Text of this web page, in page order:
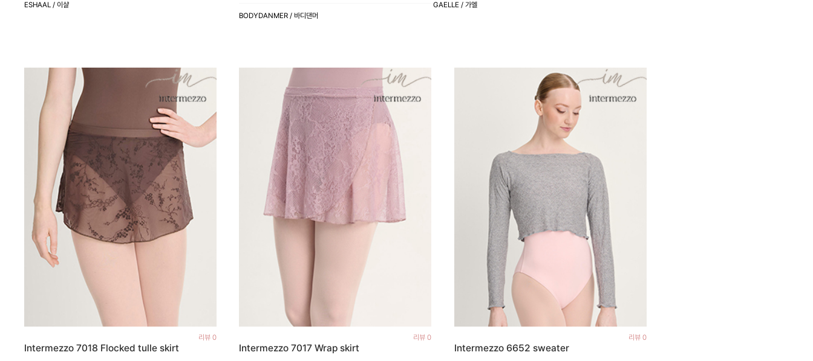
ESHAAL / 이샬
BODYDANMER / 바디댄머
GAELLE / 가엘
리뷰 0
Intermezzo 7018 Flocked tulle skirt
리뷰 0
Intermezzo 7017 Wrap skirt
리뷰 0
Intermezzo 6652 sweater